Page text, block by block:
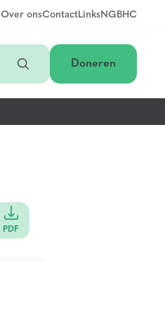
Over onsContactLinksNGBHC
Doneren
PDF